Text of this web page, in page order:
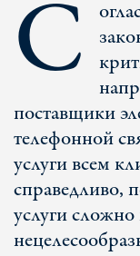
С
поставщики
телефонной
услуги всем
справедливо,
услуги